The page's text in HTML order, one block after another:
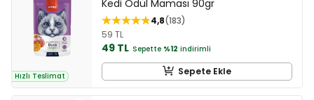
Hızlı Teslimat
Kedi Ödül Maması 90gr
4,8 183
59 TL
49 TL Sepette %12 indirimli
Sepete Ekle